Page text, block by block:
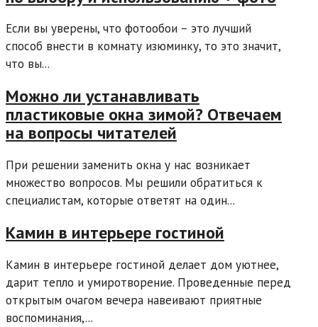
Если вы уверены, что фотообои – это лучший
способ внести в комнату изюминку, то это значит,
что вы...
Можно ли устанавливать
пластиковые окна зимой? Отвечаем
на вопросы читателей
При решении заменить окна у нас возникает
множество вопросов. Мы решили обратиться к
специалистам, которые ответят на один...
Камин в интерьере гостиной
Камин в интерьере гостиной делает дом уютнее,
дарит тепло и умиротворение. Проведенные перед
открытым очагом вечера навеивают приятные
воспоминания,...